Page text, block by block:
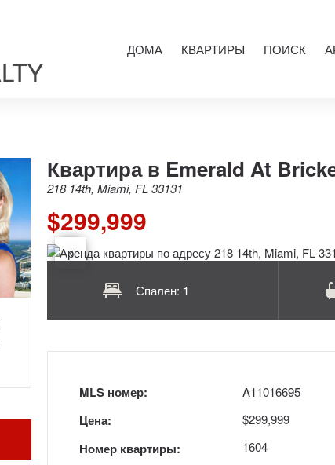
ДОМА КВАРТИРЫ ПОИСК
Квартира в Emerald At
218 14th, Miami, FL 33131
$299,999
Спален: 1
MLS номер:
Цена:
Номер квартиры:
A11016695
$299,999
1604